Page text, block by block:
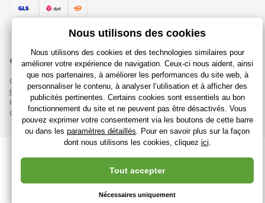
© 2018 - 2026 Rajdujouet.fr, Tous droits réservés
Cette page est protégée par reCAPTCHA et s'appliquent
Règles de protection des données personnellessociétés Google et
leur
Conditions contractuelles.
Création de boutiques en ligne performantes à partir deRIESENIA